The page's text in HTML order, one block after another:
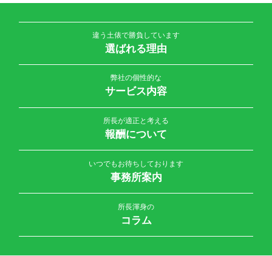
違う土俵で勝負しています
選ばれる理由
弊社の個性的な
サービス内容
所長が適正と考える
報酬について
いつでもお待ちしております
事務所案内
所長渾身の
コラム